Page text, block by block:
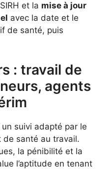
et la mise à jour
avec la date et le
de santé, puis
: travail de
agents
suivi adapté par le
de santé au travail.
la pénibilité et la
l’aptitude en tenant